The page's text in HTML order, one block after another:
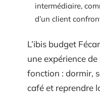
intermédiaire,
d’un client
L’ibis budget
une expérience
fonction : dormir,
café et reprendre